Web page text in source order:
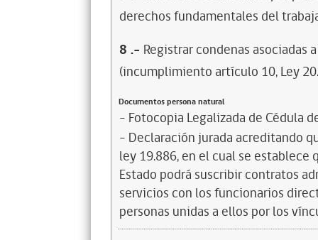
derechos fundamentales del
8 .- Registrar condenas asociadas
(incumplimiento artículo 10, Ley
Documentos persona natural
- Fotocopia Legalizada de Cédula
- Declaración jurada acreditando
ley 19.886, en el cual se
Estado podrá suscribir contratos
servicios con los funcionarios
personas unidas a ellos por los